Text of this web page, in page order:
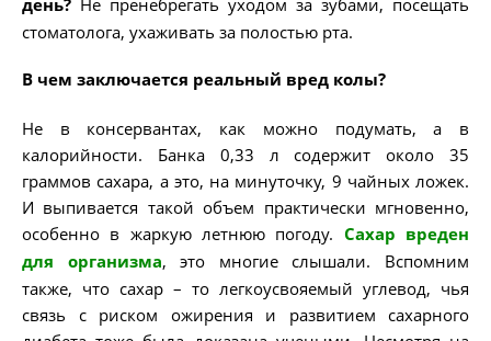
стоматолога, ухаживать за полостью рта.
В чем заключается реальный вред колы?
Не в консервантах, как можно подумать, а в
калорийности. Банка 0,33 л содержит около 35
граммов сахара, а это, на минуточку, 9 чайных ложек.
И выпивается такой объем практически мгновенно,
особенно в жаркую летнюю погоду. Сахар вреден
для организма, это многие слышали. Вспомним
также, что сахар – то легкоусвояемый углевод, чья
связь с риском ожирения и развитием сахарного